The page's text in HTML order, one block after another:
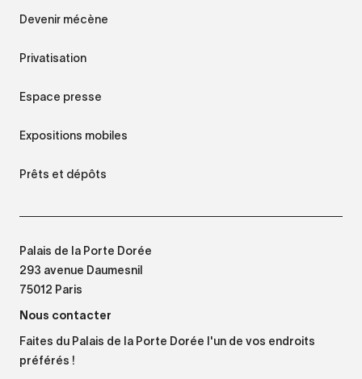
Devenir mécène
Privatisation
Espace presse
Expositions mobiles
Prêts et dépôts
Palais de la Porte Dorée
293 avenue Daumesnil
75012 Paris
Nous contacter
Faites du Palais de la Porte Dorée l'un de vos endroits
préférés !